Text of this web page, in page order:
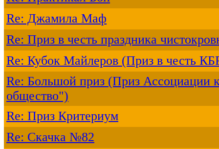
Re: Джамила Маф
Re: Приз в честь праздника
Re: Кубок Майлеров (Приз в честь
Re: Большой приз (Приз Ассоциации
общество")
Re: Приз Критериум
Re: Скачка №82